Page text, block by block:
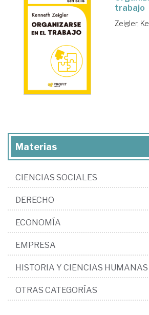
trabajo
Zeigler,
Materias
CIENCIAS SOCIALES
DERECHO
ECONOMÍA
EMPRESA
HISTORIA Y CIENCIAS HUMANAS
OTRAS CATEGORÍAS